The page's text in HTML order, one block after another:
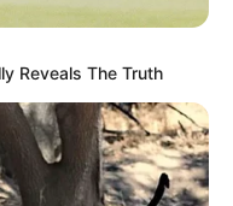
Reveals The Truth